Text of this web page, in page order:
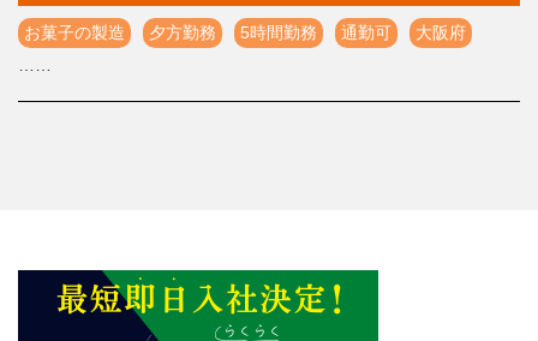
お菓子の製造 夕方勤務 5時間勤務 通勤可
大阪府